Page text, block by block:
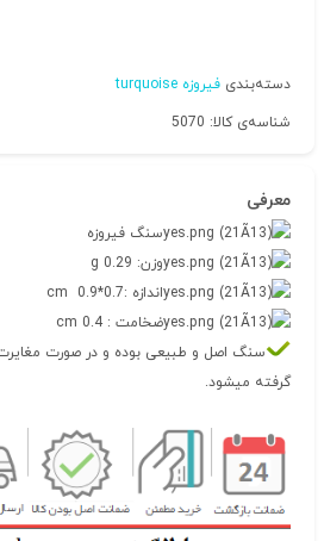
دسته‌بندی فیروزه turquoise
شناسه‌ی کالا: 5070
معرفی
سنگ فیروزه
وزن: 0.29 g
اندازه :0.7*0.9 cm
ضخامت : 0.4 cm
سنگ اصل و طبیعی بوده و در صورت مغایرت
گرفته میشود.